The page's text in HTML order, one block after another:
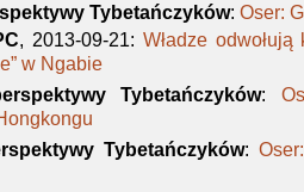
Tybetańczyków:Oser:
, 2013-09-21: Władze
w Ngabie
Tybetańczyków:
Tybetańczyków: